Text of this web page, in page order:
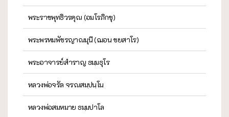
พระราชพุทธิวรคุณ (อมโรภิกขุ)
พระพรหมพัชรญาณมุนี (ฌอน ชยสาโร)
พระอาจารย์สำราญ ธมฺมธุโร
หลวงพ่อจรัล จรณสมฺปนฺโน
หลวงพ่อสมหมาย ธมฺมปาโล